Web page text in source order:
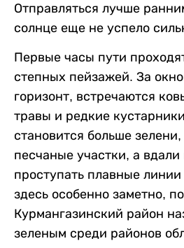
Отправляться лучше
солнце еще не успело
Первые часы пути
степных пейзажей. За
горизонт, встречаются
травы и редкие
становится больше
песчаные участки, а
проступать плавные
здесь особенно заметно,
Курмангазинский район
зеленым среди районов